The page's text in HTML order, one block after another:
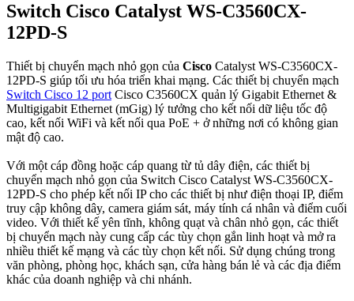
Switch Cisco Catalyst WS-C3560CX-
12PD-S
Thiết bị chuyển mạch nhỏ gọn của Cisco Catalyst WS-C3560CX-
12PD-S giúp tối ưu hóa triển khai mạng. Các thiết bị chuyển mạch
Switch Cisco 12 port Cisco C3560CX quản lý Gigabit Ethernet &
Multigigabit Ethernet (mGig) lý tưởng cho kết nối dữ liệu tốc độ
cao, kết nối WiFi và kết nối qua PoE + ở những nơi có không gian
mật độ cao.
Với một cáp đồng hoặc cáp quang từ tủ dây điện, các thiết bị
chuyển mạch nhỏ gọn của Switch Cisco Catalyst WS-C3560CX-
12PD-S cho phép kết nối IP cho các thiết bị như điện thoại IP, điểm
truy cập không dây, camera giám sát, máy tính cá nhân và điểm cuối
video. Với thiết kế yên tĩnh, không quạt và chân nhỏ gọn, các thiết
bị chuyển mạch này cung cấp các tùy chọn gắn linh hoạt và mở ra
nhiều thiết kế mạng và các tùy chọn kết nối. Sử dụng chúng trong
văn phòng, phòng học, khách sạn, cửa hàng bán lẻ và các địa điểm
khác của doanh nghiệp và chi nhánh.